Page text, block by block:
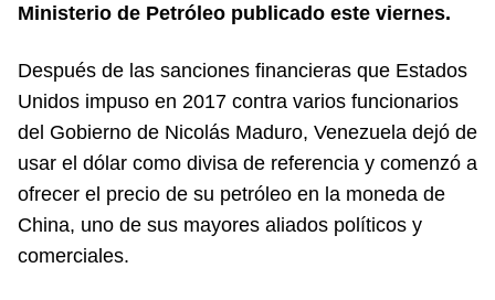
Ministerio de Petróleo publicado este viernes.
Después de las sanciones financieras que Estados
Unidos impuso en 2017 contra varios funcionarios
del Gobierno de Nicolás Maduro, Venezuela dejó de
usar el dólar como divisa de referencia y comenzó a
ofrecer el precio de su petróleo en la moneda de
China, uno de sus mayores aliados políticos y
comerciales.